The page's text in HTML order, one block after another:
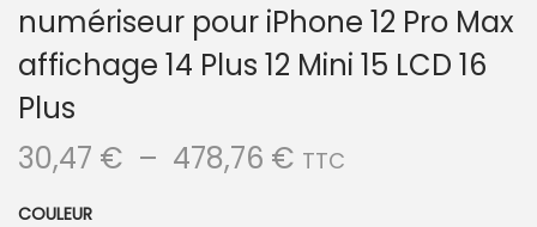
numériseur pour iPhone 12 Pro Max
affichage 14 Plus 12 Mini 15 LCD 16
Plus
30,47 € – 478,76 € P
TTC
COULEUR